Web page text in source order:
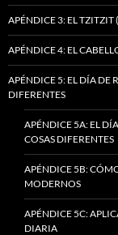
APÉNDICE 3: EL TZITZIT
APÉNDICE 4: EL
APÉNDICE 5: EL DÍA DE
DIFERENTES
APÉNDICE 5A: EL
COSAS DIFERENTES
APÉNDICE 5B:
MODERNOS
APÉNDICE 5C:
DIARIA